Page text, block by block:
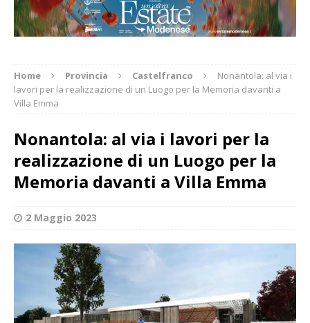
Home Provincia Castelfranco
Nonantola: al via i
lavori per la realizzazione di un Luogo per la Memoria davanti a
Villa Emma
Nonantola: al via i lavori per la
realizzazione di un Luogo per la
Memoria davanti a Villa Emma
2 Maggio 2023